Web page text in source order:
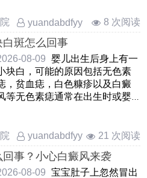
院
yuandabdfyy 8 次阅读
斑怎么回事
08-09 婴儿出生后身上有一
块白，可能的原因包括无色素
，贫血痣，白色糠疹以及白癜
等无色素痣通常在出生时或婴
院
yuandabdfyy 21 次阅读
事？小心白癜风来袭
08-09 宝宝肚子上忽然冒出